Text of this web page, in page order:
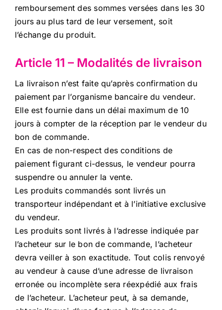
remboursement des sommes versées dans les 30
jours au plus tard de leur versement, soit
l’échange du produit.
Article 11 – Modalités de livraison
La livraison n’est faite qu’après confirmation du
paiement par l’organisme bancaire du vendeur.
Elle est fournie dans un délai maximum de 10
jours à compter de la réception par le vendeur du
bon de commande.
En cas de non-respect des conditions de
paiement figurant ci-dessus, le vendeur pourra
suspendre ou annuler la vente.
Les produits commandés sont livrés un
transporteur indépendant et à l’initiative exclusive
du vendeur.
Les produits sont livrés à l’adresse indiquée par
l’acheteur sur le bon de commande, l’acheteur
devra veiller à son exactitude. Tout colis renvoyé
au vendeur à cause d’une adresse de livraison
erronée ou incomplète sera réexpédié aux frais
de l’acheteur. L’acheteur peut, à sa demande,